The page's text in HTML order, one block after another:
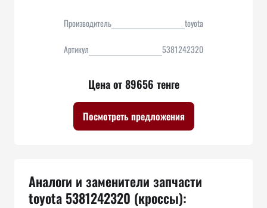
Производитель toyota
Артикул 5381242320
Цена от 89656 тенге
Посмотреть предложения
Аналоги и заменители запчасти
toyota 5381242320 (кроссы):